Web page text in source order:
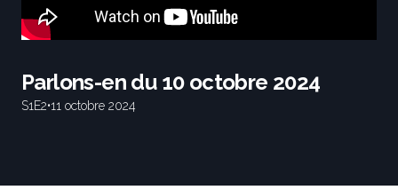
Parlons-en du 10 octobre 2024
S1 E2•11 octobre 2024